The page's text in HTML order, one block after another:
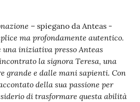
– spiegano da Anteas -
ma profondamente autentico.
iniziativa presso Anteas
la signora Teresa, una
grande e dalle mani sapienti. Con
della sua passione per
di trasformare questa abilità